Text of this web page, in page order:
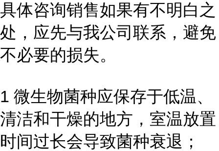
具体咨询销售如果有不明白之
处，应先与我公司联系，避免
不必要的损失。
1 微生物菌种应保存于低温、
清洁和干燥的地方，室温放置
时间过长会导致菌种衰退；